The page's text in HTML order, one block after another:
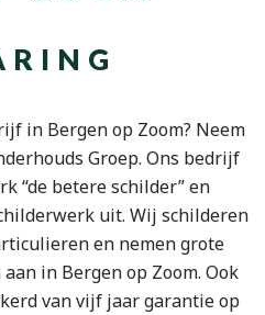
in Bergen op Zoom? Neem
Groep. Ons bedrijf
“de betere schilder” en
uit. Wij schilderen
en nemen grote
in Bergen op Zoom. Ook
van vijf jaar garantie op